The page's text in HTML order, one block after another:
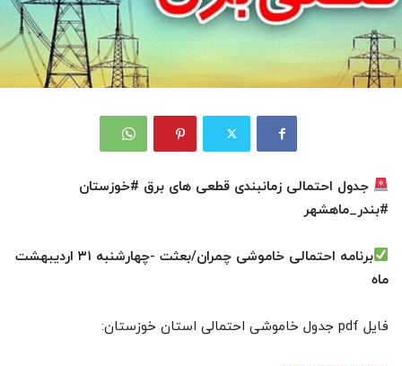
جدول احتمالی زمانبندی قطعی های برق #خوزستان
#بندر_ماهشهر
برنامه احتمالی خاموشی چمران/بعثت -چهارشنبه ۳۱ اردیبهشت
ماه
فایل pdf جدول خاموشی احتمالی استان خوزستان: